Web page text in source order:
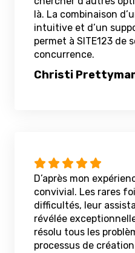
là. La combinaison
intuitive et d’un
permet à SITE123 de
concurrence.
Christi
D’après mon
convivial. Les rares
difficultés, leur
révélée
résolu tous les
processus de